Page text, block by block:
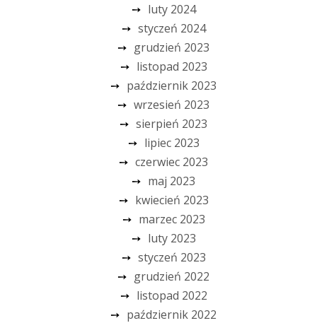
luty 2024
styczeń 2024
grudzień 2023
listopad 2023
październik 2023
wrzesień 2023
sierpień 2023
lipiec 2023
czerwiec 2023
maj 2023
kwiecień 2023
marzec 2023
luty 2023
styczeń 2023
grudzień 2022
listopad 2022
październik 2022